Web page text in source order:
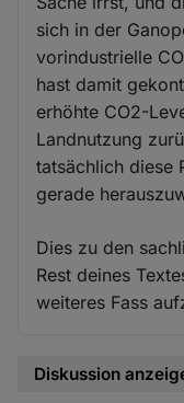
sich in der
vorindustrielle
hast damit
erhöhte CO2-
Landnutzung
tatsächlich diese
gerade
Dies zu den
Rest deines
weiteres Fass
Diskussion